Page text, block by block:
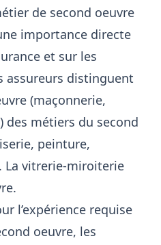
de second oeuvre
importance directe
et sur les
assureurs distinguent
(maçonnerie,
des métiers du second
peinture,
La vitrerie-miroiterie
l’expérience requise
oeuvre, les